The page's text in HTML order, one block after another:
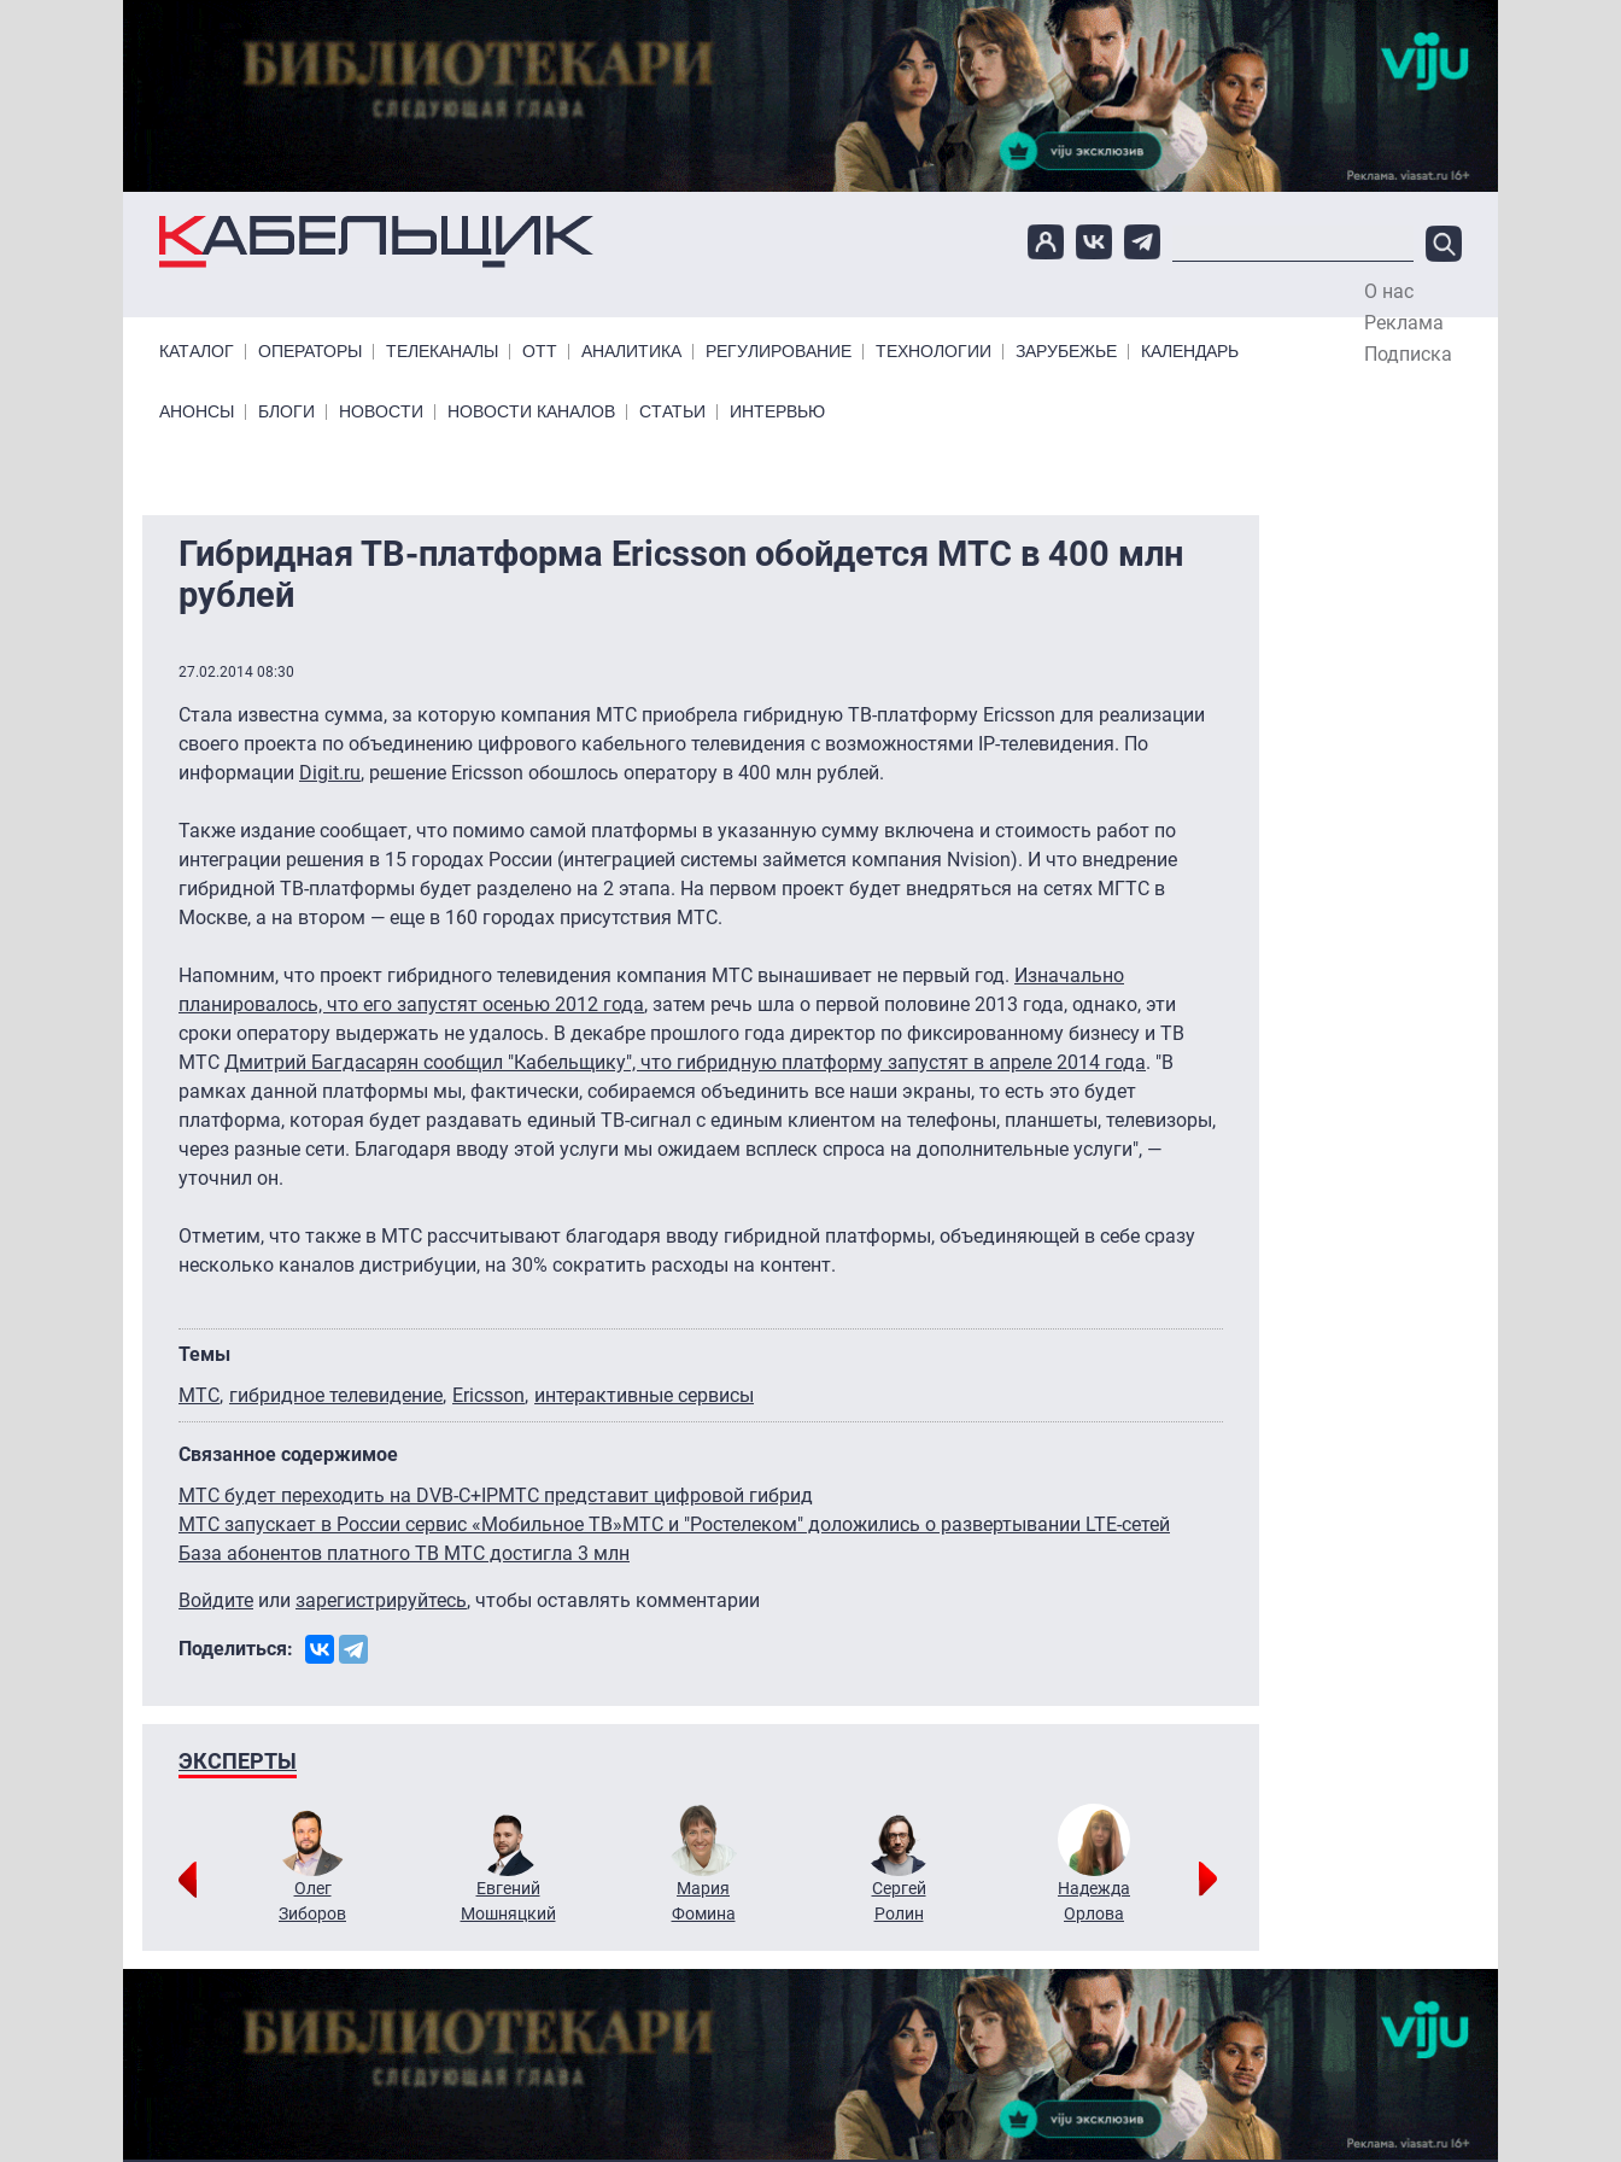
О нас
Реклама
Подписка
КАТАЛОГ ОПЕРАТОРЫ ТЕЛЕКАНАЛЫ ОТТ АНАЛИТИКА РЕГУЛИРОВАНИЕ ТЕХНОЛОГИИ ЗАРУБЕЖЬЕ КАЛЕНДАРЬ
Primary links bottom
АНОНСЫ БЛОГИ НОВОСТИ НОВОСТИ КАНАЛОВ СТАТЬИ ИНТЕРВЬЮ
Гибридная ТВ-платформа Ericsson обойдется МТС в 400 млн
рублей
27.02.2014 08:30
Стала известна сумма, за которую компания МТС приобрела гибридную ТВ-платформу Ericsson для реализации
своего проекта по объединению цифрового кабельного телевидения с возможностями IP-телевидения. По
информации Digit.ru, решение Ericsson обошлось оператору в 400 млн рублей.
Также издание сообщает, что помимо самой платформы в указанную сумму включена и стоимость работ по
интеграции решения в 15 городах России (интеграцией системы займется компания Nvision). И что внедрение
гибридной ТВ-платформы будет разделено на 2 этапа. На первом проект будет внедряться на сетях МГТС в
Москве, а на втором — еще в 160 городах присутствия МТС.
Напомним, что проект гибридного телевидения компания МТС вынашивает не первый год. Изначально
планировалось, что его запустят осенью 2012 года, затем речь шла о первой половине 2013 года, однако, эти
сроки оператору выдержать не удалось. В декабре прошлого года директор по фиксированному бизнесу и ТВ
МТС Дмитрий Багдасарян сообщил "Кабельщику", что гибридную платформу запустят в апреле 2014 года. "В
рамках данной платформы мы, фактически, собираемся объединить все наши экраны, то есть это будет
платформа, которая будет раздавать единый ТВ-сигнал с единым клиентом на телефоны, планшеты, телевизоры,
через разные сети. Благодаря вводу этой услуги мы ожидаем всплеск спроса на дополнительные услуги", —
уточнил он.
Отметим, что также в МТС рассчитывают благодаря вводу гибридной платформы, объединяющей в себе сразу
несколько каналов дистрибуции, на 30% сократить расходы на контент.
Темы
МТС гибридное телевидение Ericsson интерактивные сервисы
Связанное содержимое
МТС будет переходить на DVB-C+IPМТС представит цифровой гибрид
МТС запускает в России сервис «Мобильное ТВ»МТС и "Ростелеком" доложились о развертывании LTE-сетей
База абонентов платного ТВ МТС достигла 3 млн
Войдите или зарегистрируйтесь, чтобы оставлять комментарии
Поделиться:
ЭКСПЕРТЫ
Олег
Зиборов
Евгений
Мошняцкий
Мария
Фомина
Сергей
Ролин
Надежда
Орлова